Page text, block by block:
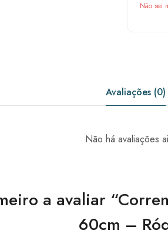
Não sei
Avaliações (0)
Não há avaliações
a avaliar
60cm –